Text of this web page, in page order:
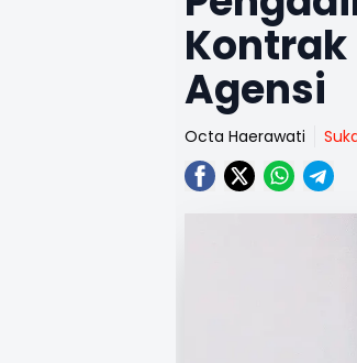
Kontrak
Agensi
Octa Haerawati